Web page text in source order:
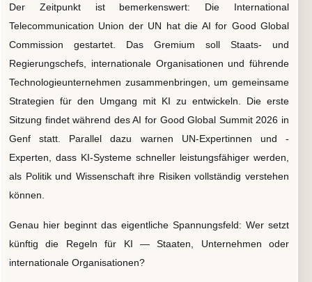
Der Zeitpunkt ist bemerkenswert: Die International
Telecommunication Union der UN hat die AI for Good Global
Commission gestartet. Das Gremium soll Staats- und
Regierungschefs, internationale Organisationen und führende
Technologieunternehmen zusammenbringen, um gemeinsame
Strategien für den Umgang mit KI zu entwickeln. Die erste
Sitzung findet während des AI for Good Global Summit 2026 in
Genf statt. Parallel dazu warnen UN-Expertinnen und -
Experten, dass KI-Systeme schneller leistungsfähiger werden,
als Politik und Wissenschaft ihre Risiken vollständig verstehen
können.
Genau hier beginnt das eigentliche Spannungsfeld: Wer setzt
künftig die Regeln für KI — Staaten, Unternehmen oder
internationale Organisationen?